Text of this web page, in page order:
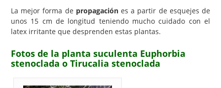
La mejor forma de propagaciónes a partir de esquejes de
unos 15 cm de longitud teniendo mucho cuidado con el
latex irritante que desprenden estas plantas.
Fotos de la planta suculenta Euphorbia
stenoclada o Tirucalia stenoclada